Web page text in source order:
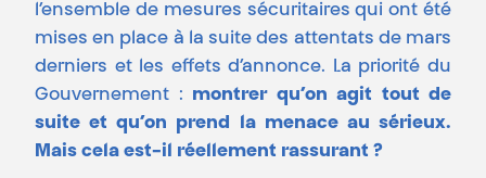
l’ensemble de mesures sécuritaires qui ont été
mises en place à la suite des attentats de mars
derniers et les effets d’annonce. La priorité du
Gouvernement : montrer qu’on agit tout de
suite et qu’on prend la menace au sérieux.
Mais cela est-il réellement rassurant ?